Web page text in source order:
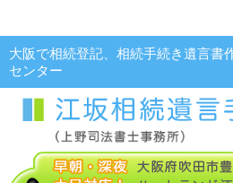
大阪で相続登記、相続手続き遺言書
センター